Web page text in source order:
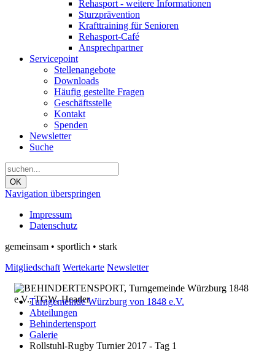
Rehasport - weitere Informationen
Sturzprävention
Krafttraining für Senioren
Rehasport-Café
Ansprechpartner
Servicepoint
Stellenangebote
Downloads
Häufig gestellte Fragen
Geschäftsstelle
Kontakt
Spenden
Newsletter
Suche
OK
Navigation überspringen
Impressum
Datenschutz
gemeinsam • sportlich • stark
Mitgliedschaft Wertekarte Newsletter
Turngemeinde Würzburg von 1848 e.V.
Abteilungen
Behindertensport
Galerie
Rollstuhl-Rugby Turnier 2017 - Tag 1